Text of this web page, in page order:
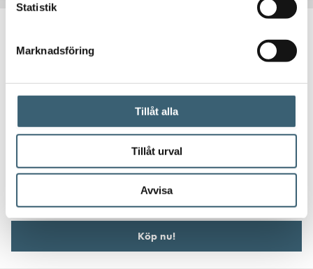
Statistik
Marknadsföring
Tillåt alla
Tillåt urval
Avvisa
VATTENTANKAR UNDER MARK
Ventilationskit slutna tankar CL, IT, MT
Köp nu!